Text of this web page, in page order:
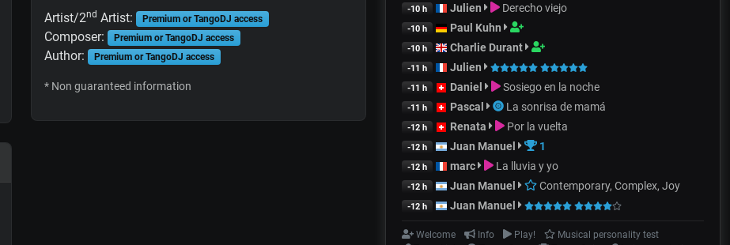
Artist/2nd Artist: Premium or TangoDJ access
Composer: Premium or TangoDJ access
Author: Premium or TangoDJ access
* Non guaranteed information
-10 h Julien Derecho viejo
-10 h Paul Kuhn
-10 h Charlie Durant
-11 h Julien
-11 h Daniel Sosiego en la noche
-11 h Pascal La sonrisa de mamá
-12 h Renata Por la vuelta
-12 h Juan Manuel 1
-12 h marc La lluvia y yo
-12 h Juan Manuel Contemporary, Complex, Joy
-12 h Juan Manuel
Welcome Info Play!
Musical personality test